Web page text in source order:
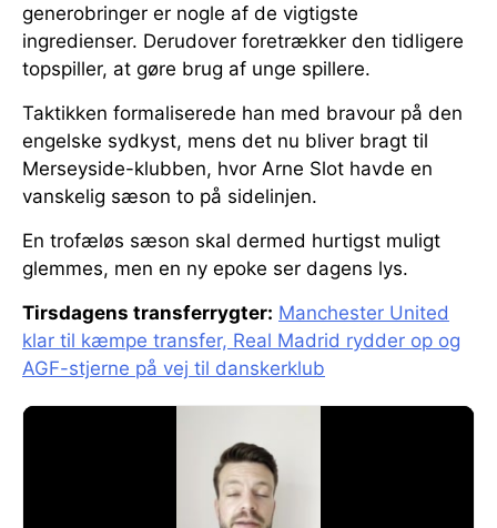
generobringer er nogle af de vigtigste
ingredienser. Derudover foretrækker den tidligere
topspiller, at gøre brug af unge spillere.
Taktikken formaliserede han med bravour på den
engelske sydkyst, mens det nu bliver bragt til
Merseyside-klubben, hvor Arne Slot havde en
vanskelig sæson to på sidelinjen.
En trofæløs sæson skal dermed hurtigst muligt
glemmes, men en ny epoke ser dagens lys.
Tirsdagens transferrygter: Manchester United
klar til kæmpe transfer, Real Madrid rydder op og
AGF-stjerne på vej til danskerklub